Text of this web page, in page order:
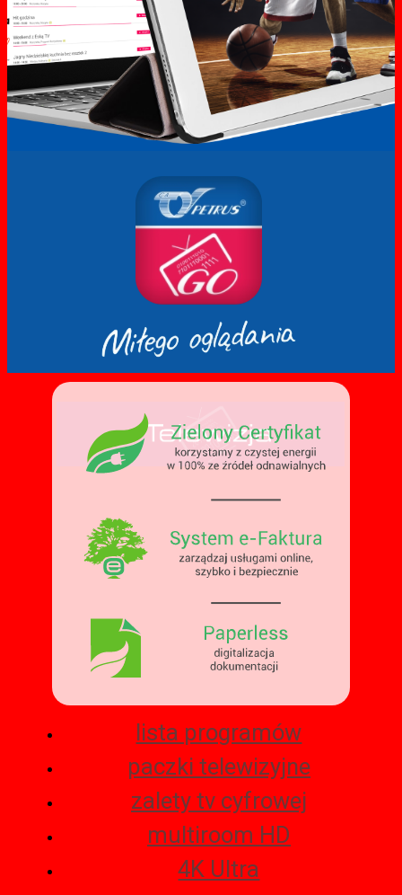
lista programów
paczki telewizyjne
zalety tv cyfrowej
multiroom HD
4K Ultra